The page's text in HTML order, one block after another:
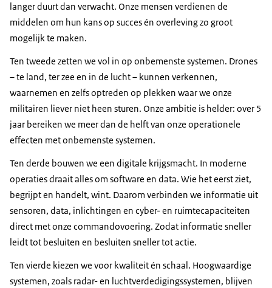
langer duurt dan verwacht. Onze mensen verdienen de
middelen om hun kans op succes én overleving zo groot
mogelijk te maken.
Ten tweede zetten we vol in op onbemenste systemen. Drones
– te land, ter zee en in de lucht – kunnen verkennen,
waarnemen en zelfs optreden op plekken waar we onze
militairen liever niet heen sturen. Onze ambitie is helder: over 5
jaar bereiken we meer dan de helft van onze operationele
effecten met onbemenste systemen.
Ten derde bouwen we een digitale krijgsmacht. In moderne
operaties draait alles om software en data. Wie het eerst ziet,
begrijpt en handelt, wint. Daarom verbinden we informatie uit
sensoren, data, inlichtingen en cyber- en ruimtecapaciteiten
direct met onze commandovoering. Zodat informatie sneller
leidt tot besluiten en besluiten sneller tot actie.
Ten vierde kiezen we voor kwaliteit én schaal. Hoogwaardige
systemen, zoals radar- en luchtverdedigingssystemen, blijven